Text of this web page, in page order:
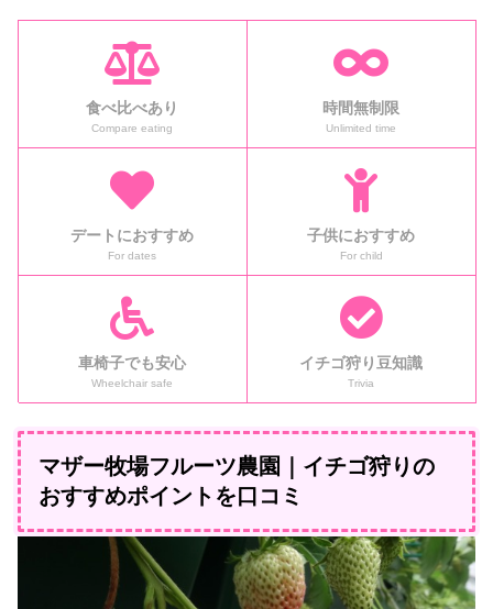
食べ比べあり
Compare eating
時間無制限
Unlimited time
デートにおすすめ
For dates
子供におすすめ
For child
車椅子でも安心
Wheelchair safe
イチゴ狩り豆知識
Trivia
マザー牧場フルーツ農園｜イチゴ狩りの
おすすめポイントを口コミ